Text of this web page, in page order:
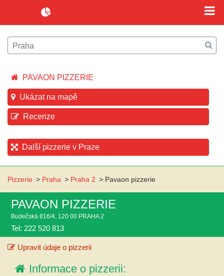
PAVAON PIZZERIE
Ukázat na mapě
Recenze
Další pizzerie v Praze
Pizzerie > Praha > Praha 2 > Pavaon pizzerie
PAVAON PIZZERIE
Budečská 816/4, 120 00 PRAHA 2
Tel: 222 520 813
Upravit údaje o pizzerii
Informace o pizzerii: